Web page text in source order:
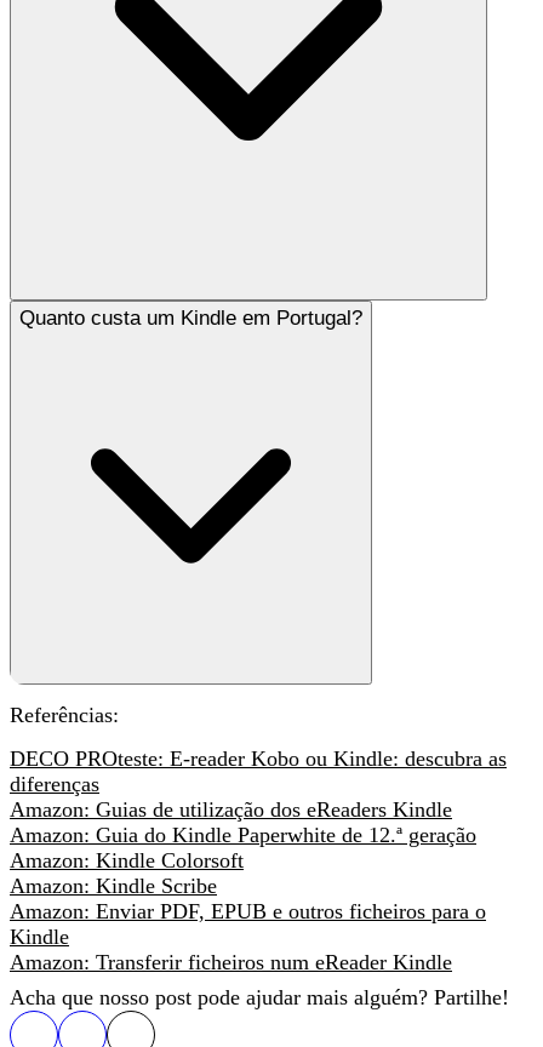
Quanto custa um Kindle em Portugal?
Referências:
DECO PROteste: E-reader Kobo ou Kindle: descubra as
diferenças
Amazon: Guias de utilização dos eReaders Kindle
Amazon: Guia do Kindle Paperwhite de 12.ª geração
Amazon: Kindle Colorsoft
Amazon: Kindle Scribe
Amazon: Enviar PDF, EPUB e outros ficheiros para o
Kindle
Amazon: Transferir ficheiros num eReader Kindle
Acha que nosso post pode ajudar mais alguém? Partilhe!